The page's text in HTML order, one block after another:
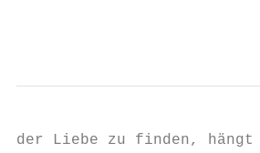
der Liebe zu finden, hängt